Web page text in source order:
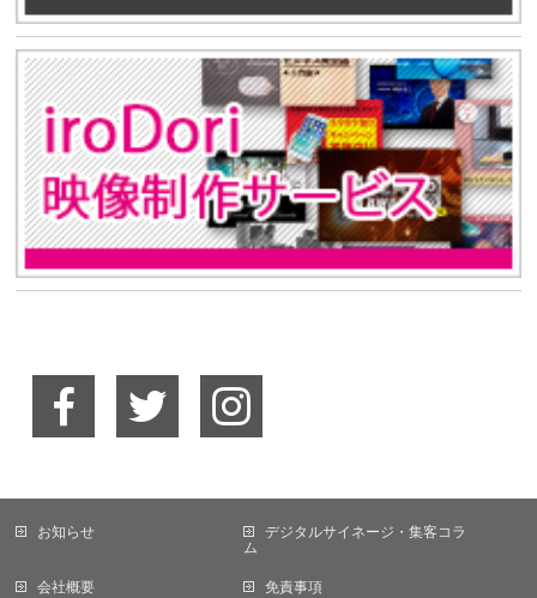
お知らせ
デジタルサイネージ・集客コラ
ム
会社概要 免責事項